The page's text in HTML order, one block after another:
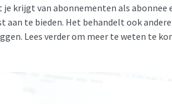
krijgt van abonnementen als abonnee
aan te bieden. Het behandelt ook
Lees verder om meer te weten te